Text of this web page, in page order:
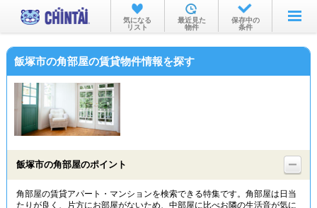
お部屋を探す
沿線・駅から
物件特集から
気になる
リスト
最近見た
物件
保存中の
条件
飯塚市の角部屋の賃貸物件情報を探す
飯塚市の角部屋のポイント
角部屋の賃貸アパート・マンションを検索できる特集です。角部屋は日当
たりが良く、片方にお部屋がないため、中部屋に比べお隣の生活音が気に